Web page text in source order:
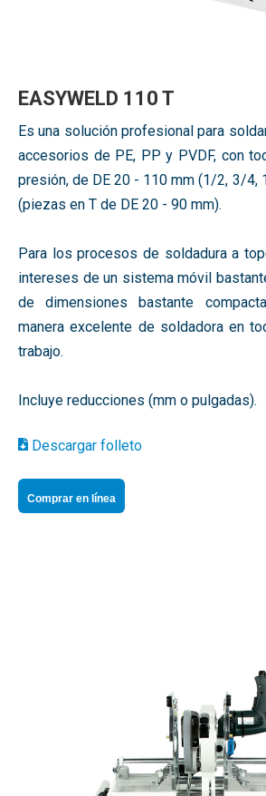
EASYWELD 110 T
Es una solución profesional para
accesorios de PE, PP y PVDF, con
presión, de DE 20 - 110 mm (1/2, 3/4,
(piezas en T de DE 20 - 90 mm).
Para los procesos de soldadura a
intereses de un sistema móvil
de dimensiones bastante
manera excelente de soldadora en
trabajo.
Incluye reducciones (mm o pulgadas).
Descargar folleto
Comprar en línea